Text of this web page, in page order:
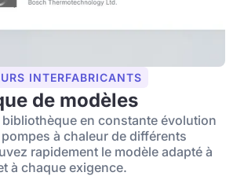
INTERFABRICANTS
de modèles
en constante évolution
à chaleur de différents
rapidement le modèle adapté à
à chaque exigence.